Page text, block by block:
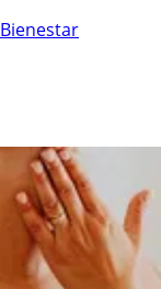
Bienestar